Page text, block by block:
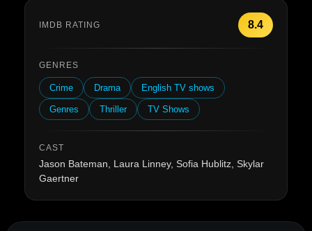
IMDB RATING 8.4
GENRES
Crime Drama English TV shows
Genres Thriller TV Shows
CAST
Jason Bateman, Laura Linney, Sofia Hublitz, Skylar
Gaertner